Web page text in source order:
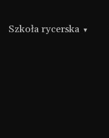
Szkoła rycerska